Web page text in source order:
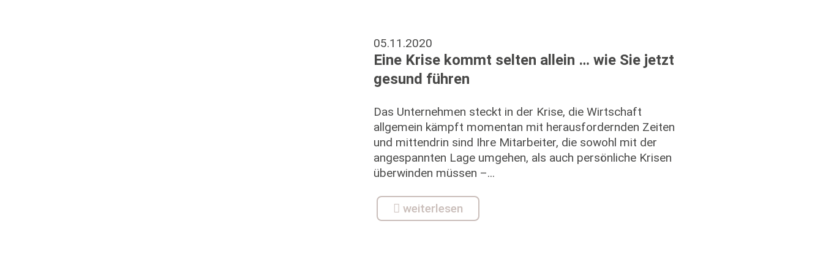
05.11.2020
Eine Krise kommt selten allein … wie Sie jetzt
gesund führen
Das Unternehmen steckt in der Krise, die Wirtschaft
allgemein kämpft momentan mit herausfordernden Zeiten
und mittendrin sind Ihre Mitarbeiter, die sowohl mit der
angespannten Lage umgehen, als auch persönliche Krisen
überwinden müssen –...
weiterlesen